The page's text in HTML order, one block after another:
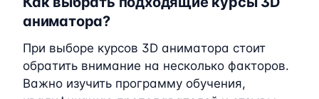
аниматора?
При выборе курсов 3D аниматора стоит
обратить внимание на несколько факторов.
Важно изучить программу обучения,